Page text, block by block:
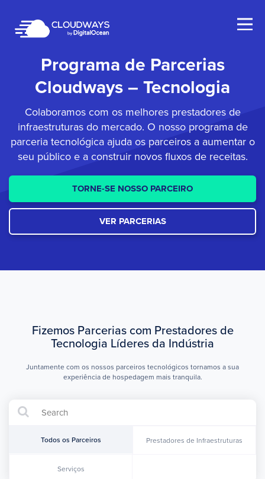
Open Nav
Programa de Parcerias
Cloudways – Tecnologia
Colaboramos com os melhores prestadores de
infraestruturas do mercado. O nosso programa de
parceria tecnológica ajuda os parceiros a aumentar o
seu público e a construir novos fluxos de receitas.
TORNE-SE NOSSO PARCEIRO
VER PARCERIAS
Fizemos Parcerias com Prestadores de
Tecnologia Líderes da Indústria
Juntamente com os nossos parceiros tecnológicos tornamos a sua
experiência de hospedagem mais tranquila.
Todos os Parceiros Prestadores de Infraestruturas
Serviços